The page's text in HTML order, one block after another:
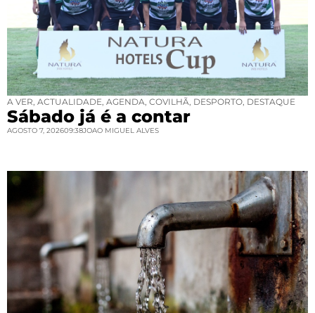
A VER, ACTUALIDADE, AGENDA, COVILHÃ, DESPORTO, DESTAQUE
Sábado já é a contar
AGOSTO 7, 202609:38JOAO MIGUEL ALVES